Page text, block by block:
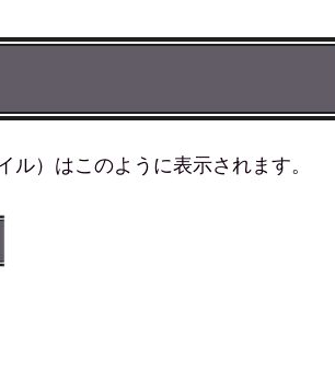
）はこのように表示されます。